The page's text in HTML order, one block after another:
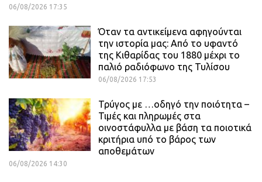
06/08/2026 17:35
Όταν τα αντικείμενα αφηγούνται
την ιστορία μας: Από το υφαντό
της Κιθαρίδας του 1880 μέχρι το
παλιό ραδιόφωνο της Τυλίσου
06/08/2026 17:53
Τρύγος με …οδηγό την ποιότητα –
Τιμές και πληρωμές στα
οινοστάφυλλα με βάση τα ποιοτικά
κριτήρια υπό το βάρος των
αποθεμάτων
06/08/2026 14:30